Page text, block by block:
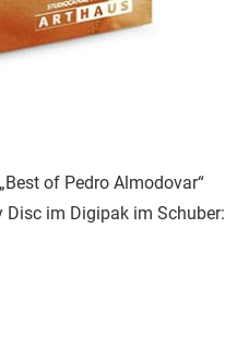
of Pedro Almodovar“
Disc im Digipak im Schuber: